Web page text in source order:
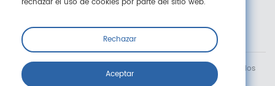
Copyright © Suzhou Jieyou Fluid Technology Co., Ltd. Todos los
Rechazar
Aceptar